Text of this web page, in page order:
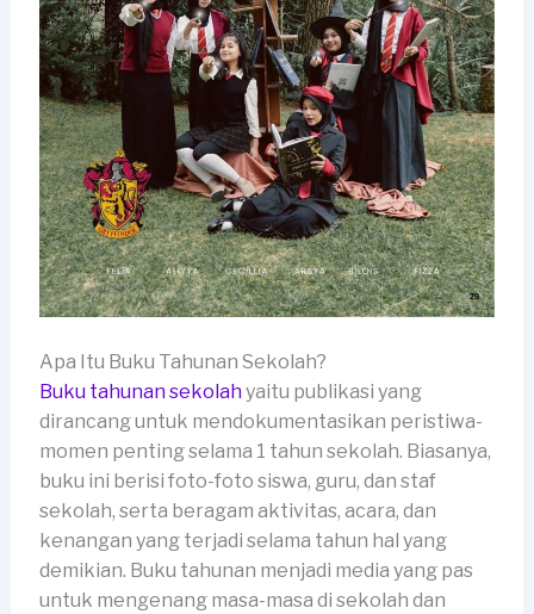
Apa Itu Buku Tahunan Sekolah?
Buku tahunan sekolahyaitu publikasi yang
dirancang untuk mendokumentasikan peristiwa-
momen penting selama 1 tahun sekolah. Biasanya,
buku ini berisi foto-foto siswa, guru, dan staf
sekolah, serta beragam aktivitas, acara, dan
kenangan yang terjadi selama tahun hal yang
demikian. Buku tahunan menjadi media yang pas
untuk mengenang masa-masa di sekolah dan